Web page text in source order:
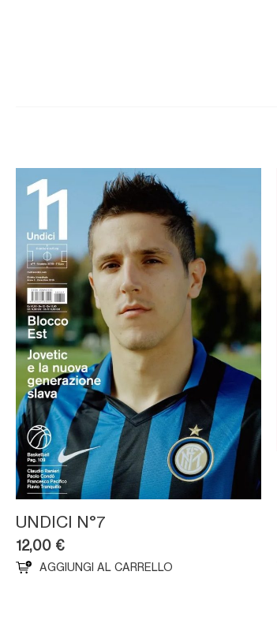
UNDICI N°7
12,00 €
AGGIUNGI AL CARRELLO